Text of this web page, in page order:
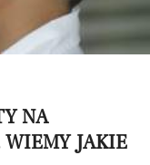
NA
JAKIE